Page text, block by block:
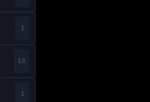
1
18
1